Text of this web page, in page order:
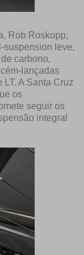
Rob Roskopp,
suspension leve,
carbono,
lançadas
A Santa Cruz
os
seguir os
integral